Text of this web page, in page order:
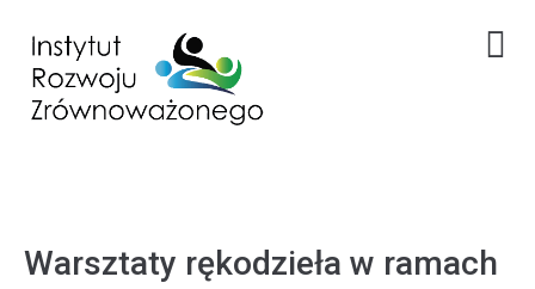
Warsztaty rękodzieła w ramach